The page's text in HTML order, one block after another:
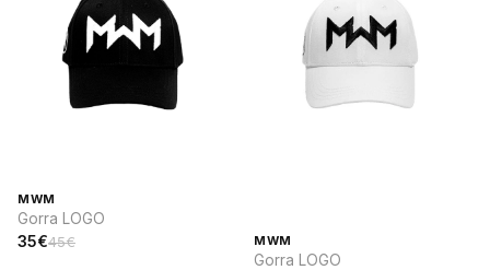
MWM
Gorra LOGO
35€45€ MWM
Gorra LOGO